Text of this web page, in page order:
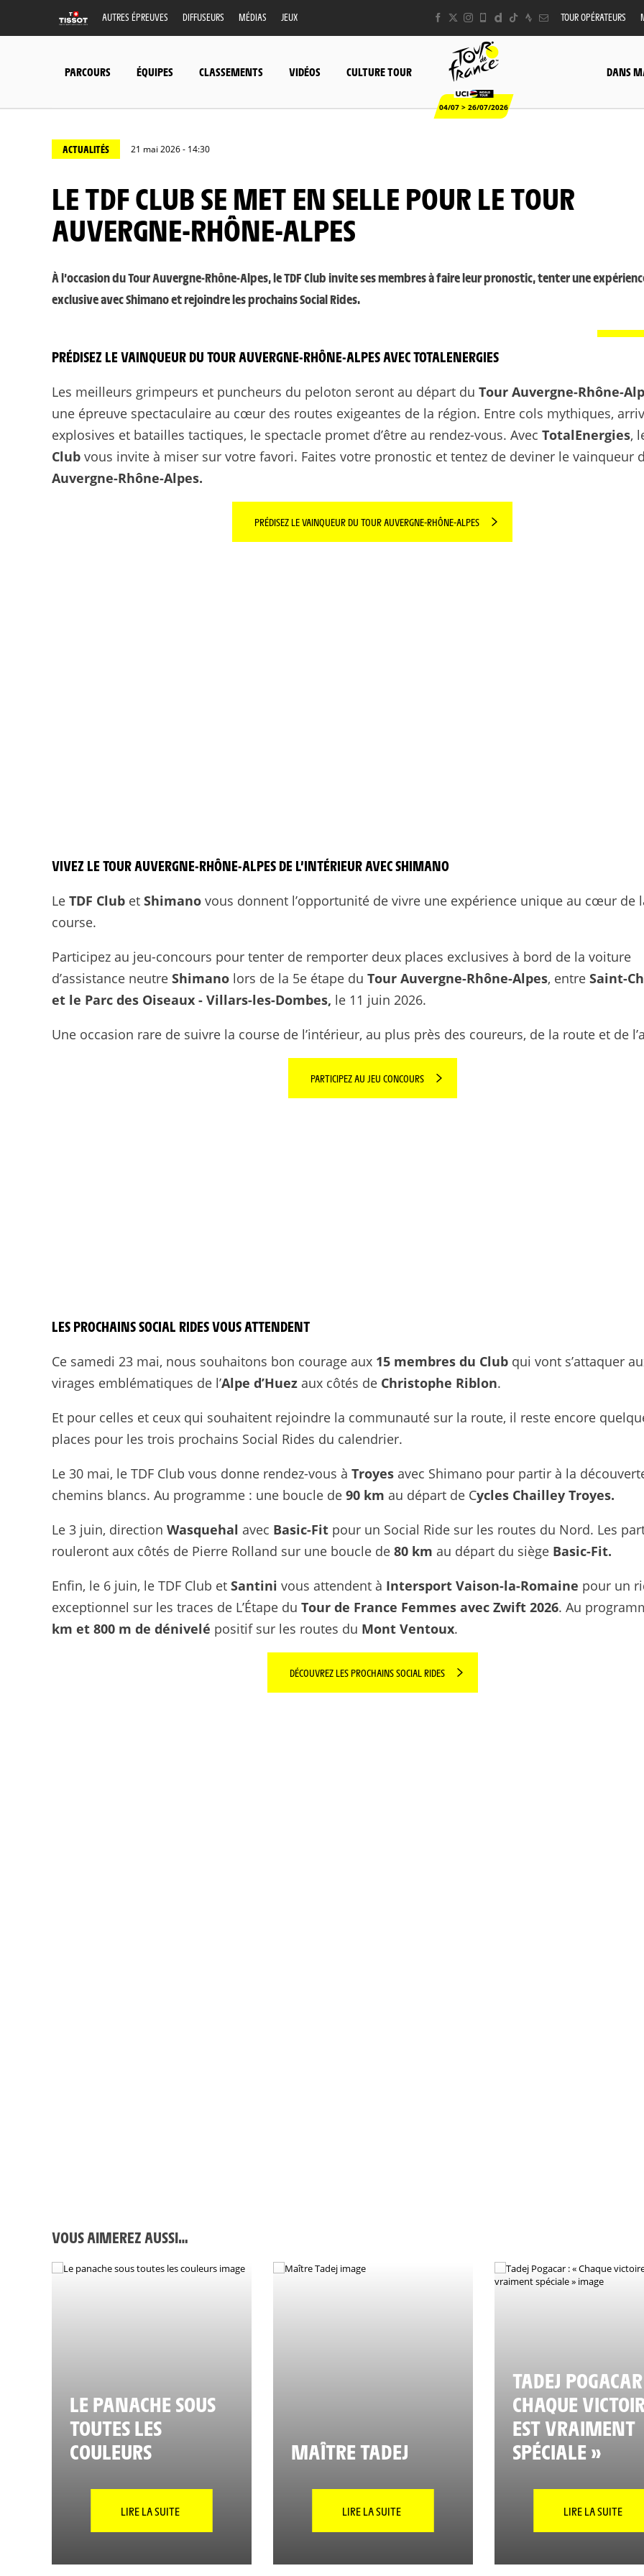
AUTRES ÉPREUVES DIFFUSEURS MÉDIAS JEUX TOUR OPÉRATEURS
PARCOURS ÉQUIPES CLASSEMENTS VIDÉOS CULTURE TOUR
04/07 > 26/07/2026
DANS
ACTUALITÉS 21 mai 2026 - 14:30
LE TDF CLUB SE MET EN SELLE POUR LE TOUR
AUVERGNE-RHÔNE-ALPES
À l’occasion du Tour Auvergne-Rhône-Alpes, le TDF Club invite ses membres à faire leur pronostic, tenter une
exclusive avec Shimano et rejoindre les prochains Social Rides.
PRÉDISEZ LE VAINQUEUR DU TOUR AUVERGNE-RHÔNE-ALPES AVEC TOTALENERGIES
Les meilleurs grimpeurs et puncheurs du peloton seront au départ du Tour Auvergne-Rhône-
une épreuve spectaculaire au cœur des routes exigeantes de la région. Entre cols mythiques,
explosives et batailles tactiques, le spectacle promet d’être au rendez-vous. Avec TotalEnergies,
Club vous invite à miser sur votre favori. Faites votre pronostic et tentez de deviner le vainqueur
Auvergne-Rhône-Alpes.
PRÉDISEZ LE VAINQUEUR DU TOUR AUVERGNE-RHÔNE-ALPES
VIVEZ LE TOUR AUVERGNE-RHÔNE-ALPES DE L’INTÉRIEUR AVEC SHIMANO
Le TDF Club et Shimano vous donnent l’opportunité de vivre une expérience unique au cœur de
course.
Participez au jeu-concours pour tenter de remporter deux places exclusives à bord de la voiture
d’assistance neutre Shimano lors de la 5e étape du Tour Auvergne-Rhône-Alpes, entre Saint-
et le Parc des Oiseaux - Villars-les-Dombes, le 11 juin 2026.
Une occasion rare de suivre la course de l’intérieur, au plus près des coureurs, de la route et de
PARTICIPEZ AU JEU CONCOURS
LES PROCHAINS SOCIAL RIDES VOUS ATTENDENT
Ce samedi 23 mai, nous souhaitons bon courage aux 15 membres du Club qui vont s’attaquer
virages emblématiques de l’Alpe d’Huez aux côtés de Christophe Riblon.
Et pour celles et ceux qui souhaitent rejoindre la communauté sur la route, il reste encore
places pour les trois prochains Social Rides du calendrier.
Le 30 mai, le TDF Club vous donne rendez-vous à Troyes avec Shimano pour partir à la
chemins blancs. Au programme : une boucle de 90 km au départ de Cycles Chailley Troyes.
Le 3 juin, direction Wasquehal avec Basic-Fit pour un Social Ride sur les routes du Nord. Les
rouleront aux côtés de Pierre Rolland sur une boucle de 80 km au départ du siège Basic-Fit.
Enfin, le 6 juin, le TDF Club et Santini vous attendent à Intersport Vaison-la-Romaine pour un
exceptionnel sur les traces de L’Étape du Tour de France Femmes avec Zwift 2026. Au
km et 800 m de dénivelé positif sur les routes du Mont Ventoux.
DÉCOUVREZ LES PROCHAINS SOCIAL RIDES
VOUS AIMEREZ AUSSI…
LE PANACHE SOUS
TOUTES LES
COULEURS
LIRE LA SUITE
MAÎTRE TADEJ
LIRE LA SUITE
TADEJ
CHAQUE
EST VRAIMENT
SPÉCIALE »
LIRE LA SUITE